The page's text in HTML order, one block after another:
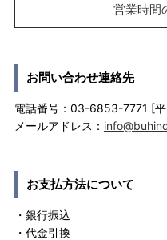
営業時間
お問い合わせ連絡先
電話番号：03-6853-7771 [
メールアドレス：
お支払方法について
・銀行振込
・代金引換